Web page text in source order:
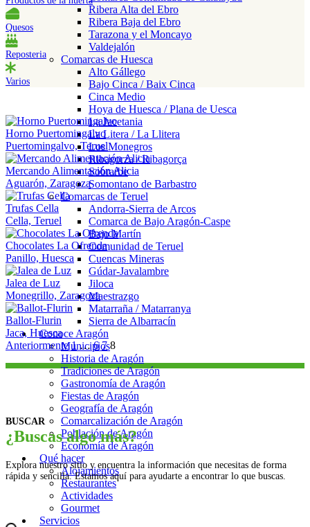
Ribera Alta del Ebro
Ribera Baja del Ebro
Tarazona y el Moncayo
Valdejalón
Comarcas de Huesca
Alto Gállego
Bajo Cinca / Baix Cinca
Cinca Medio
Hoya de Huesca / Plana de Uesca
La Jacetania
La Litera / La Llitera
Los Monegros
Ribagorza / Ribagorça
Sobrarbe
Somontano de Barbastro
Comarcas de Teruel
Andorra-Sierra de Arcos
Comarca de Bajo Aragón-Caspe
Bajo Martín
Comunidad de Teruel
Cuencas Mineras
Gúdar-Javalambre
Jiloca
Maestrazgo
Matarraña / Matarranya
Sierra de Albarracín
Conoce Aragón
Municipios
Historia de Aragón
Tradiciones de Aragón
Gastronomía de Aragón
Fiestas de Aragón
Geografía de Aragón
Comarcalización de Aragón
Población de Aragón
Economía de Aragón
Qué hacer
Alojamientos
Restaurantes
Actividades
Gourmet
Servicios
Quesos
Reposteria
Varios
Horno Puertomingalvo
Puertomingalvo, Teruel
Mercando Alimentación Alicia
Aguarón, Zaragoza
Trufas Cella
Cella, Teruel
Chocolates La Ofrenda
Panillo, Huesca
Jalea de Luz
Monegrillo, Zaragoza
Ballot-Flurin
Jaca, Huesca
Navegación
de
puestos
Anteriormente 1 … 6 7 8
BUSCAR
¿Buscas algo más?
Explora nuestro sitio y encuentra la información que necesitas de forma
rápida y sencilla. Estamos aquí para ayudarte a encontrar lo que buscas.